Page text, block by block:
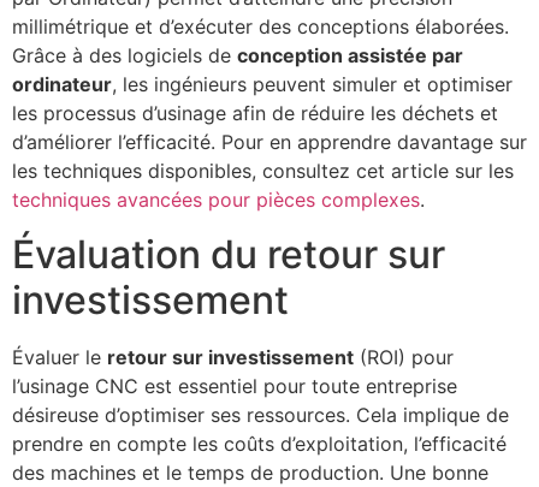
millimétrique et d’exécuter des conceptions élaborées.
Grâce à des logiciels de conception assistée par
ordinateur, les ingénieurs peuvent simuler et optimiser
les processus d’usinage afin de réduire les déchets et
d’améliorer l’efficacité. Pour en apprendre davantage sur
les techniques disponibles, consultez cet article sur les
techniques avancées pour pièces complexes.
Évaluation du retour sur
investissement
Évaluer le retour sur investissement (ROI) pour
l’usinage CNC est essentiel pour toute entreprise
désireuse d’optimiser ses ressources. Cela implique de
prendre en compte les coûts d’exploitation, l’efficacité
des machines et le temps de production. Une bonne